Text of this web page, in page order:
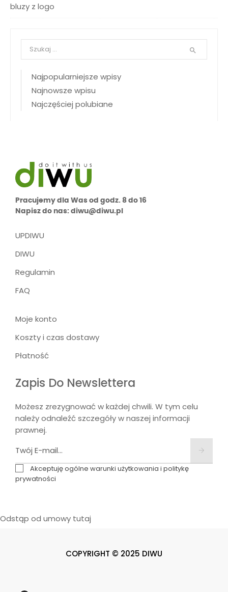
bluzy z logo

Najpopularniejsze wpisy
Najnowsze wpisu
Najczęściej polubiane
Pracujemy dla Was od godz. 8 do 16
Napisz do nas: diwu@diwu.pl
UPDIWU
DIWU
Regulamin
FAQ
Moje konto
Koszty i czas dostawy
Płatność
Zapis Do Newslettera
Możesz zrezygnować w każdej chwili. W tym celu
należy odnaleźć szczegóły w naszej informacji
prawnej.
Akceptuję ogólne warunki użytkowania i politykę
prywatności
Odstąp od umowy tutaj
COPYRIGHT © 2025 DIWU